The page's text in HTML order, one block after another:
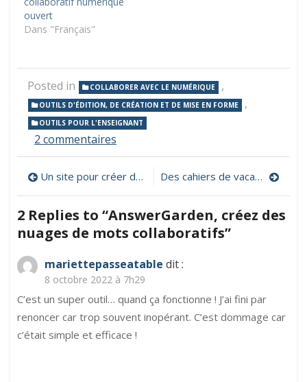
ouvert
Dans "Français"
Posted in COLLABORER AVEC LE NUMÉRIQUE ,
OUTILS D'ÉDITION, DE CRÉATION ET DE MISE EN FORME ,
OUTILS POUR L'ENSEIGNANT
2 commentaires
des
nuages
mots
collaboratifs
Navigation
de
l’article
Un site pour créer des « Serious escape cards » à des fins ludiques et/ou pédagogiques Des cahiers de vacances numériques gratuits pour réviser durant l’été
2 Replies to “AnswerGarden, créez des
nuages de mots collaboratifs”
mariettepasseatable dit :
8 octobre 2022 à 7h29
C’est un super outil… quand ça fonctionne ! J’ai fini par
renoncer car trop souvent inopérant. C’est dommage car
c’était simple et efficace !